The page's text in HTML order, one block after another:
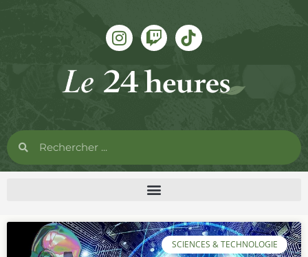
SCIENCES & TECHNOLOGIE